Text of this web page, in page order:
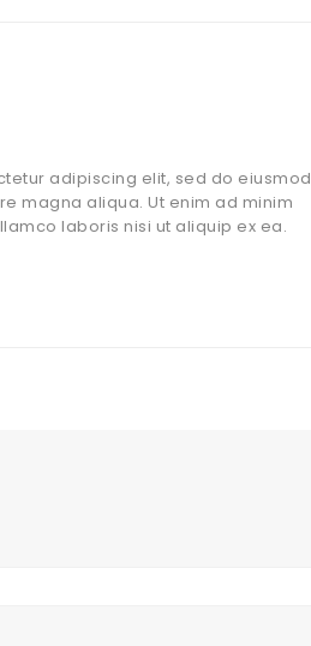
adipiscing elit, sed do eiusmod
magna aliqua. Ut enim ad minim
laboris nisi ut aliquip ex ea.